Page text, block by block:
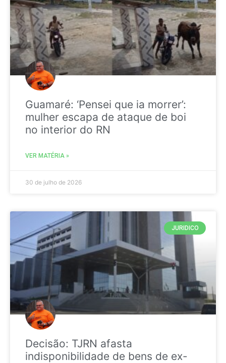
Guamaré: ‘Pensei que ia morrer’:
mulher escapa de ataque de boi
no interior do RN
VER MATÉRIA »
30 de julho de 2026
JURIDICO
Decisão: TJRN afasta
indisponibilidade de bens de ex-